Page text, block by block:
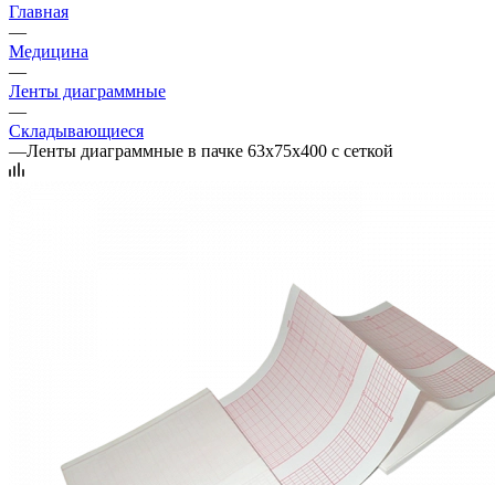
Главная
—
Медицина
—
Ленты диаграммные
—
Складывающиеся
—Ленты диаграммные в пачке 63х75х400 с сеткой